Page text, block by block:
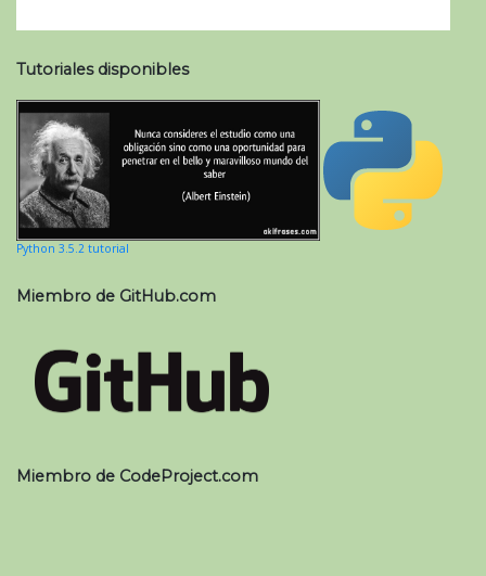
Tutoriales disponibles
Python 3.5.2 tutorial
Miembro de GitHub.com
Miembro de CodeProject.com